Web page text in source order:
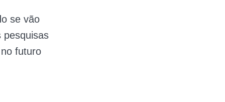
se vão
pesquisas
futuro